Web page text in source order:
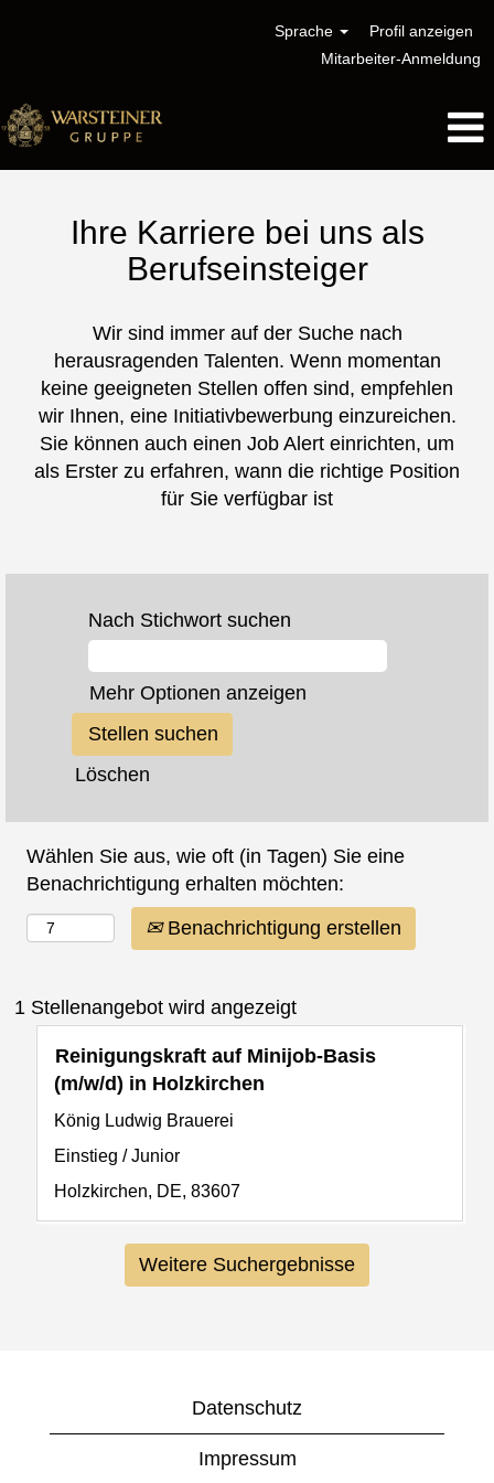
Sprache
Profil anzeigen
Mitarbeiter-Anmeldung
JuniorIhre Karriere bei uns als
Berufseinsteiger
Wir sind immer auf der Suche nach
herausragenden Talenten. Wenn momentan
keine geeigneten Stellen offen sind, empfehlen
wir Ihnen, eine Initiativbewerbung einzureichen.
Sie können auch einen Job Alert einrichten, um
als Erster zu erfahren, wann die richtige Position
für Sie verfügbar ist
Nach Stichwort suchen
Mehr Optionen anzeigen
Löschen
Wählen Sie aus, wie oft (in Tagen) Sie eine
Benachrichtigung erhalten möchten:
Benachrichtigung erstellen
1 Stellenangebot wird angezeigtSuchergebnisse
"".
Sie
die
Tabulatortaste,
zu
Stellenbezeichnung
Reinigungskraft auf Minijob-Basis
(m/w/d) in Holzkirchen
Einrichtung
König Ludwig Brauerei
Stellenebene
Einstieg / Junior
Andere
Holzkirchen, DE, 83607
Drücken
Sie
die
um
die
Stelleninformationen
vollständig
anzuzeigen.Weitere Suchergebnisse
Datenschutz
Impressum